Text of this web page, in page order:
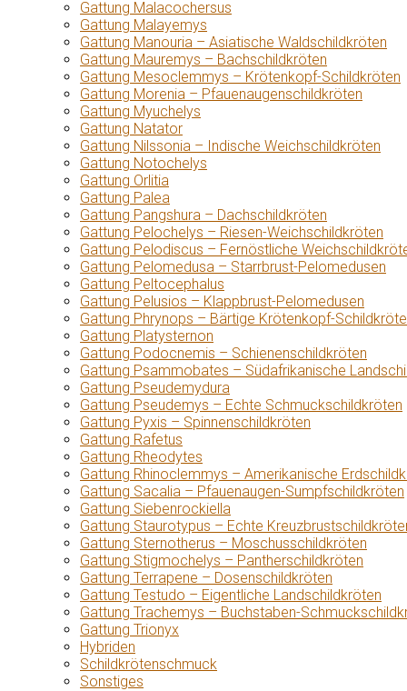
Gattung Malacochersus
Gattung Malayemys
Gattung Manouria – Asiatische Waldschildkröten
Gattung Mauremys – Bachschildkröten
Gattung Mesoclemmys – Krötenkopf-Schildkröten
Gattung Morenia – Pfauenaugenschildkröten
Gattung Myuchelys
Gattung Natator
Gattung Nilssonia – Indische Weichschildkröten
Gattung Notochelys
Gattung Orlitia
Gattung Palea
Gattung Pangshura – Dachschildkröten
Gattung Pelochelys – Riesen-Weichschildkröten
Gattung Pelodiscus – Fernöstliche
Gattung Pelomedusa – Starrbrust-Pelomedusen
Gattung Peltocephalus
Gattung Pelusios – Klappbrust-Pelomedusen
Gattung Phrynops – Bärtige Krötenkopf-
Gattung Platysternon
Gattung Podocnemis – Schienenschildkröten
Gattung Psammobates – Südafrikanische
Gattung Pseudemydura
Gattung Pseudemys – Echte Schmuckschildkröten
Gattung Pyxis – Spinnenschildkröten
Gattung Rafetus
Gattung Rheodytes
Gattung Rhinoclemmys – Amerikanische
Gattung Sacalia – Pfauenaugen-Sumpfschildkröten
Gattung Siebenrockiella
Gattung Staurotypus – Echte
Gattung Sternotherus – Moschusschildkröten
Gattung Stigmochelys – Pantherschildkröten
Gattung Terrapene – Dosenschildkröten
Gattung Testudo – Eigentliche Landschildkröten
Gattung Trachemys – Buchstaben-
Gattung Trionyx
Hybriden
Schildkrötenschmuck
Sonstiges